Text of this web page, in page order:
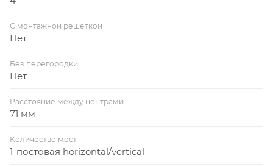
С монтажной решеткой
Нет
Без перегородки
Нет
Расстояние между центрами
71 мм
Количество мест
1-постовая horizontal/vertical